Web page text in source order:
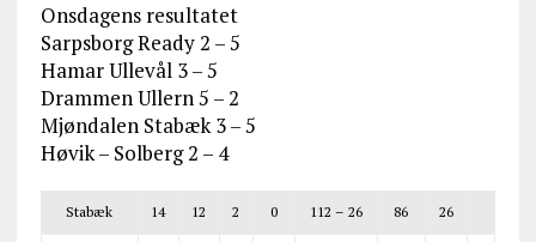
Onsdagens resultatet
Sarpsborg Ready 2 – 5
Hamar Ullevål 3 – 5
Drammen Ullern 5 – 2
Mjøndalen Stabæk 3 – 5
Høvik – Solberg 2 – 4
Stabæk 14 12 2 0 112 – 26 86 26